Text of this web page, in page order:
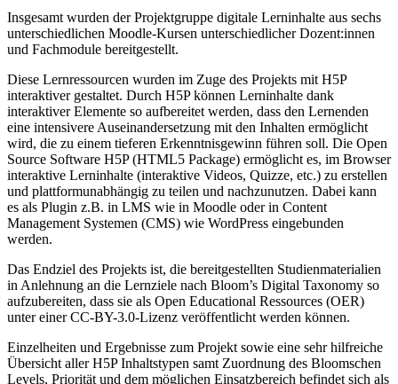
Insgesamt wurden der Projektgruppe digitale Lerninhalte aus sechs
unterschiedlichen Moodle-Kursen unterschiedlicher Dozent:innen
und Fachmodule bereitgestellt.
Diese Lernressourcen wurden im Zuge des Projekts mit H5P
interaktiver gestaltet. Durch H5P können Lerninhalte dank
interaktiver Elemente so aufbereitet werden, dass den Lernenden
eine intensivere Auseinandersetzung mit den Inhalten ermöglicht
wird, die zu einem tieferen Erkenntnisgewinn führen soll. Die Open
Source Software H5P (HTML5 Package) ermöglicht es, im Browser
interaktive Lerninhalte (interaktive Videos, Quizze, etc.) zu erstellen
und plattformunabhängig zu teilen und nachzunutzen. Dabei kann
es als Plugin z.B. in LMS wie in Moodle oder in Content
Management Systemen (CMS) wie WordPress eingebunden
werden.
Das Endziel des Projekts ist, die bereitgestellten Studienmaterialien
in Anlehnung an die Lernziele nach Bloom’s Digital Taxonomy so
aufzubereiten, dass sie als Open Educational Ressources (OER)
unter einer CC-BY-3.0-Lizenz veröffentlicht werden können.
Einzelheiten und Ergebnisse zum Projekt sowie eine sehr hilfreiche
Übersicht aller H5P Inhaltstypen samt Zuordnung des Bloomschen
Levels, Priorität und dem möglichen Einsatzbereich befindet sich als